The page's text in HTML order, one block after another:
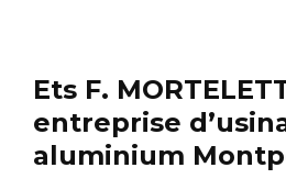
Ets F.
entreprise
aluminium